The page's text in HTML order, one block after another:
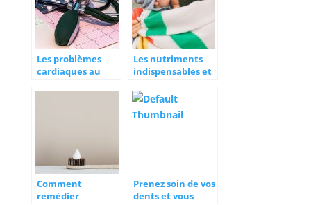
Les problèmes
cardiaques au
Les nutriments
indispensables et
alimentaires pour
vivre mieux
Comment
remédier
Prenez soin de vos
dents et vous